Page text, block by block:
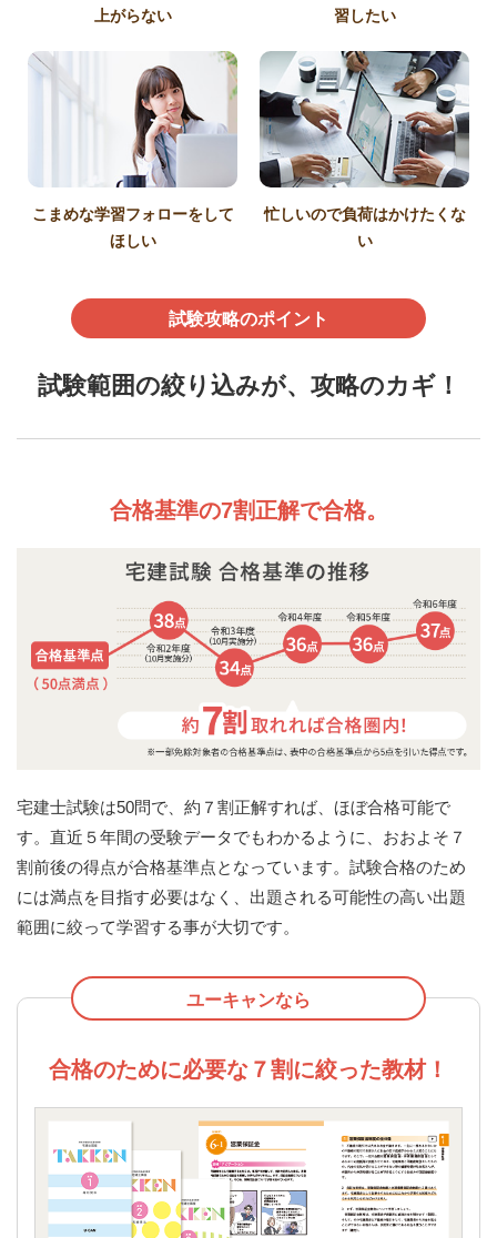
上がらない
習したい
こまめな学習フォローをして
ほしい
忙しいので負荷はかけたくな
い
試験攻略のポイント
試験範囲の絞り込みが、攻略のカギ！
合格基準の7割正解で合格。
宅建士試験は50問で、約７割正解すれば、ほぼ合格可能で
す。直近５年間の受験データでもわかるように、おおよそ７
割前後の得点が合格基準点となっています。試験合格のため
には満点を目指す必要はなく、出題される可能性の高い出題
範囲に絞って学習する事が大切です。
ユーキャンなら
合格のために必要な７割に絞った教材！